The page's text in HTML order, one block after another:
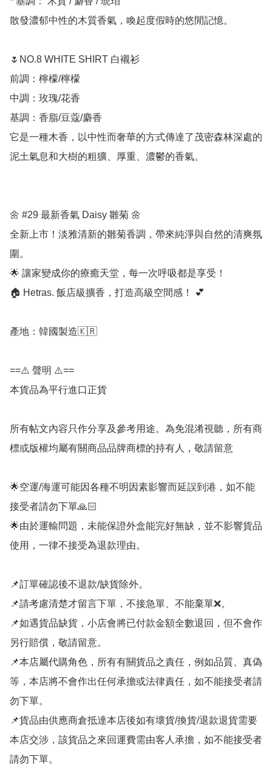
散發濃郁中性的木質香氣，喚起度假時的悠閒記憶。
🌷NO.8 WHITE SHIRT 白襯衫
前調：檸檬/檸檬
中調：玫瑰/花香
基調：香脂/豆蔻/麝香
它是一種木香，以中性而奢華的方式傳達了茂密森林深處的
泥土氣息和大樹的粗獷、厚重、濃鬱的香氣。
🌼 #29 最新香氣 Daisy 雛菊 🌼
全新上市！淡雅清新的雛菊香調，帶來純淨與自然的清爽氛
圍。
🌟 讓家變成你的療癒天堂，每一次呼吸都是享受！
🏠 Hetras. 飯店級擴香，打造高級空間感！ 💕
產地：韓國製造🇰🇷
==⚠️ 聲明 ⚠️==
本貨品為平行進口正貨
所有帖文內容只作分享及參考用途。為免混淆視聽，所有商
標或版權均屬有關商品品牌商標的持有人，敬請留意
🌟空運/海運可能因各種不明因素影響而延誤到港，如不能
接受者請勿下單🙏🏻
🌟由於運輸問題，未能保證外盒能完好無缺，並不影響貨品
使用，一律不接受為退款理由。
📌訂單確認後不退款/缺貨除外。
📌請考慮清楚才留言下單，不接急單、不能棄單❌。
📌如遇貨品缺貨，小店會將已付款金額全數退回，但不會作
另行賠償，敬請留意。
📌本店屬代購角色，所有有關貨品之責任，例如品質、真偽
等，本店將不會作出任何承擔或法律責任，如不能接受者請
勿下單。
📌貨品由供應商倉抵達本店後如有壞貨/換貨/退款退貨需要
本店交涉，該貨品之來回運費需由客人承擔，如不能接受者
請勿下單。